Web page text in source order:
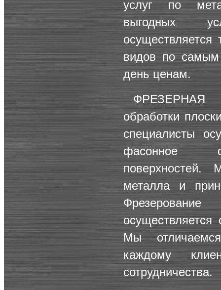
услуг по
выгодных
осуществляется
видов по самым
день ценам.
ФРЕЗЕРНАЯ
обработки
специалисты
фасонное
металла и
осуществляется
Мы
каждому
сотрудничества.